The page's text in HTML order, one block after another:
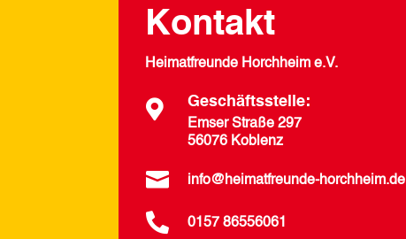
Kontakt
Heimatfreunde Horchheim e.V.
 Geschäftsstelle:
Emser Straße 297
56076 Koblenz
 info@heimatfreunde-horchheim.de
 0157 86556061